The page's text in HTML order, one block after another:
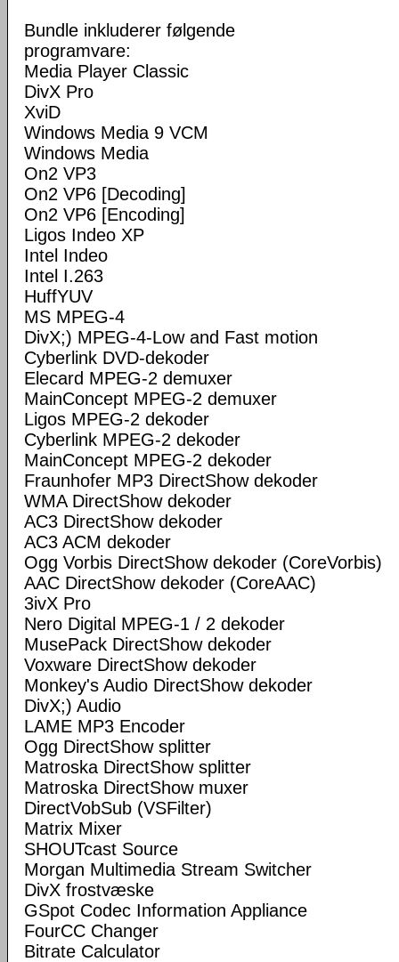
Bundle inkluderer følgende
programvare:
Media Player Classic
DivX Pro
XviD
Windows Media 9 VCM
Windows Media
On2 VP3
On2 VP6 [Decoding]
On2 VP6 [Encoding]
Ligos Indeo XP
Intel Indeo
Intel I.263
HuffYUV
MS MPEG-4
DivX;) MPEG-4-Low and Fast motion
Cyberlink DVD-dekoder
Elecard MPEG-2 demuxer
MainConcept MPEG-2 demuxer
Ligos MPEG-2 dekoder
Cyberlink MPEG-2 dekoder
MainConcept MPEG-2 dekoder
Fraunhofer MP3 DirectShow dekoder
WMA DirectShow dekoder
AC3 DirectShow dekoder
AC3 ACM dekoder
Ogg Vorbis DirectShow dekoder (CoreVorbis)
AAC DirectShow dekoder (CoreAAC)
3ivX Pro
Nero Digital MPEG-1 / 2 dekoder
MusePack DirectShow dekoder
Voxware DirectShow dekoder
Monkey's Audio DirectShow dekoder
DivX;) Audio
LAME MP3 Encoder
Ogg DirectShow splitter
Matroska DirectShow splitter
Matroska DirectShow muxer
DirectVobSub (VSFilter)
Matrix Mixer
SHOUTcast Source
Morgan Multimedia Stream Switcher
DivX frostvæske
GSpot Codec Information Appliance
FourCC Changer
Bitrate Calculator